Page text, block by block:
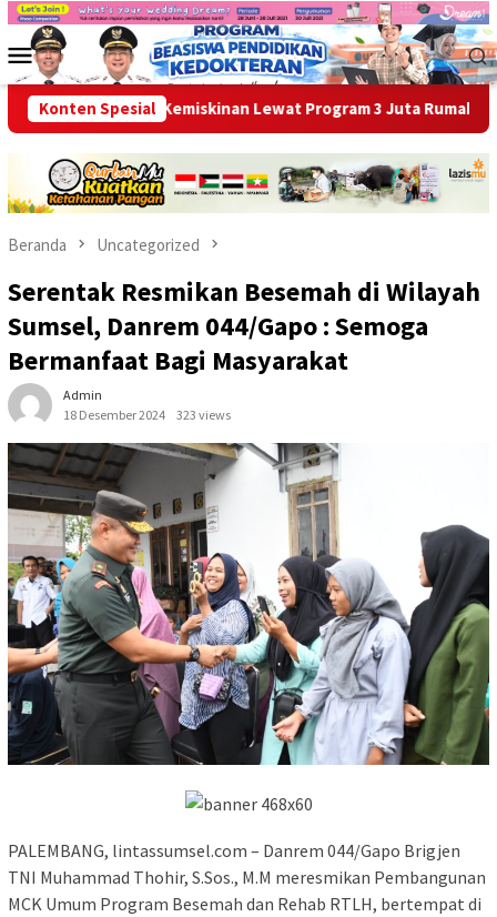
Loncat
kontenMenu
Mobile
Konten Spesial
Kemiskinan Lewat Program 3 Juta Rumah
Beranda Uncategorized
Serentak Resmikan Besemah di Wilayah
Sumsel, Danrem 044/Gapo : Semoga
Bermanfaat Bagi Masyarakat
Admin
18 Desember 2024
323 views
PALEMBANG, lintassumsel.com – Danrem 044/Gapo Brigjen
TNI Muhammad Thohir, S.Sos., M.M meresmikan Pembangunan
MCK Umum Program Besemah dan Rehab RTLH, bertempat di